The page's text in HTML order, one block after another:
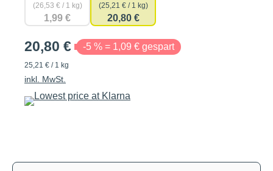
(26,53 € / 1 kg)
1,99 €
(25,21 € / 1 kg)
20,80 €
20,80 € -5 % = 1,09 € gespart
25,21 € / 1 kg
inkl. MwSt.